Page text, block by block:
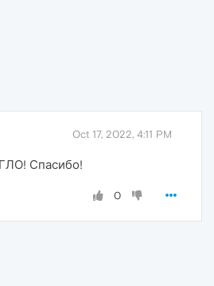
Oct 17, 2022, 4:11 PM
Спасибо!
0